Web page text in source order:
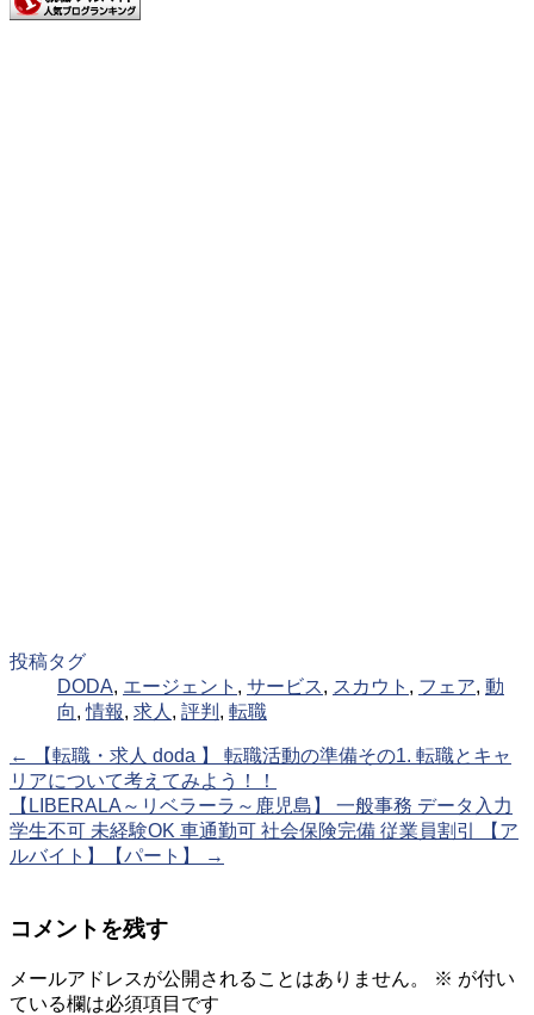
投稿タグ
DODA, エージェント , サービス, スカウト , フェア, 動
向,情報, 求人 , 評判 , 転職
←
【転職・求人 doda 】 転職活動の準備その1. 転職とキャ
リアについて考えてみよう！！
【LIBERALA～リベラーラ～鹿児島】 一般事務 データ入力
学生不可 未経験OK 車通勤可 社会保険完備 従業員割引 【ア
ルバイト】【パート】
→
コメントを残す
メールアドレスが公開されることはありません。 ※ が付い
ている欄は必須項目です